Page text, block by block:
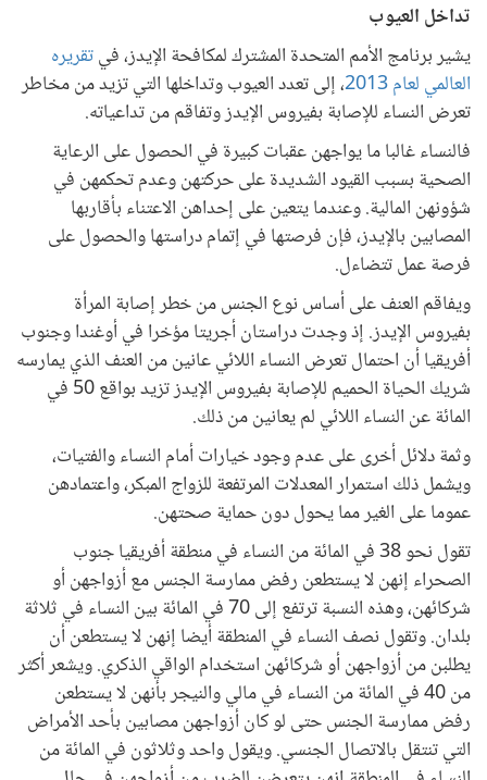
تداخل العيوب
يشير برنامج الأمم المتحدة المشترك لمكافحة الإيدز، فيتقريره
العالمي لعام 2013
، إلى تعدد العيوب وتداخلها التي تزيد من مخاطر
تعرض النساء للإصابة بفيروس الإيدز وتفاقم من تداعياته.
فالنساء غالبا ما يواجهن عقبات كبيرة في الحصول على الرعاية
الصحية بسبب القيود الشديدة على حركتهن وعدم تحكمهن في
شؤونهن المالية. وعندما يتعين على إحداهن الاعتناء بأقاربها
المصابين بالإيدز، فإن فرصتها في إتمام دراستها والحصول على
فرصة عمل تتضاءل.
ويفاقم العنف على أساس نوع الجنس من خطر إصابة المرأة
بفيروس الإيدز. إذ وجدت دراستان أجريتا مؤخرا في أوغندا وجنوب
أفريقيا أن احتمال تعرض النساء اللائي عانين من العنف الذي يمارسه
شريك الحياة الحميم للإصابة بفيروس الإيدز تزيد بواقع 50 في
المائة عن النساء اللائي لم يعانين من ذلك.
وثمة دلائل أخرى على عدم وجود خيارات أمام النساء والفتيات،
ويشمل ذلك استمرار المعدلات المرتفعة للزواج المبكر، واعتمادهن
عموما على الغير مما يحول دون حماية صحتهن.
تقول نحو 38 في المائة من النساء في منطقة أفريقيا جنوب
الصحراء إنهن لا يستطعن رفض ممارسة الجنس مع أزواجهن أو
شركائهن، وهذه النسبة ترتفع إلى 70 في المائة بين النساء في ثلاثة
بلدان. وتقول نصف النساء في المنطقة أيضا إنهن لا يستطعن أن
يطلبن من أزواجهن أو شركائهن استخدام الواقي الذكري. ويشعر أكثر
من 40 في المائة من النساء في مالي والنيجر بأنهن لا يستطعن
رفض ممارسة الجنس حتى لو كان أزواجهن مصابين بأحد الأمراض
التي تنتقل بالاتصال الجنسي. ويقول واحد وثلاثون في المائة من